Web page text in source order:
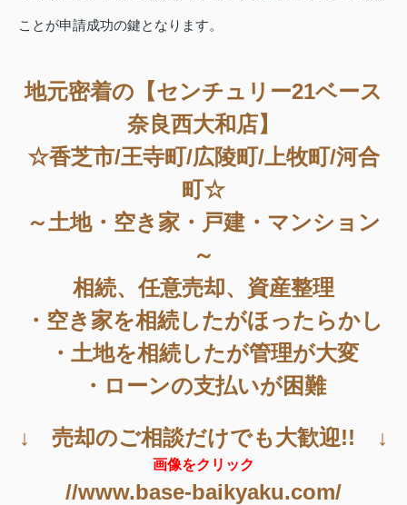
ことが申請成功の鍵となります。
地元密着の【センチュリー21ベース
奈良西大和店】
☆香芝市/王寺町/広陵町/上牧町/河合
町☆
～土地・空き家・戸建・マンション
～
相続、任意売却、資産整理
・空き家を相続したがほったらかし
・土地を相続したが管理が大変
・ローンの支払いが困難
↓ 売却のご相談だけでも大歓迎!! ↓
画像をクリック
//www.base-baikyaku.com/